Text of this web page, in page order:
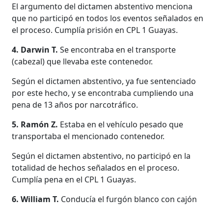
El argumento del dictamen abstentivo menciona
que no participó en todos los eventos señalados en
el proceso. Cumplía prisión en CPL 1 Guayas.
4. Darwin T. Se encontraba en el transporte
(cabezal) que llevaba este contenedor.
Según el dictamen abstentivo, ya fue sentenciado
por este hecho, y se encontraba cumpliendo una
pena de 13 años por narcotráfico.
5. Ramón Z. Estaba en el vehículo pesado que
transportaba el mencionado contenedor.
Según el dictamen abstentivo, no participó en la
totalidad de hechos señalados en el proceso.
Cumplía pena en el CPL 1 Guayas.
6. William T. Conducía el furgón blanco con cajón